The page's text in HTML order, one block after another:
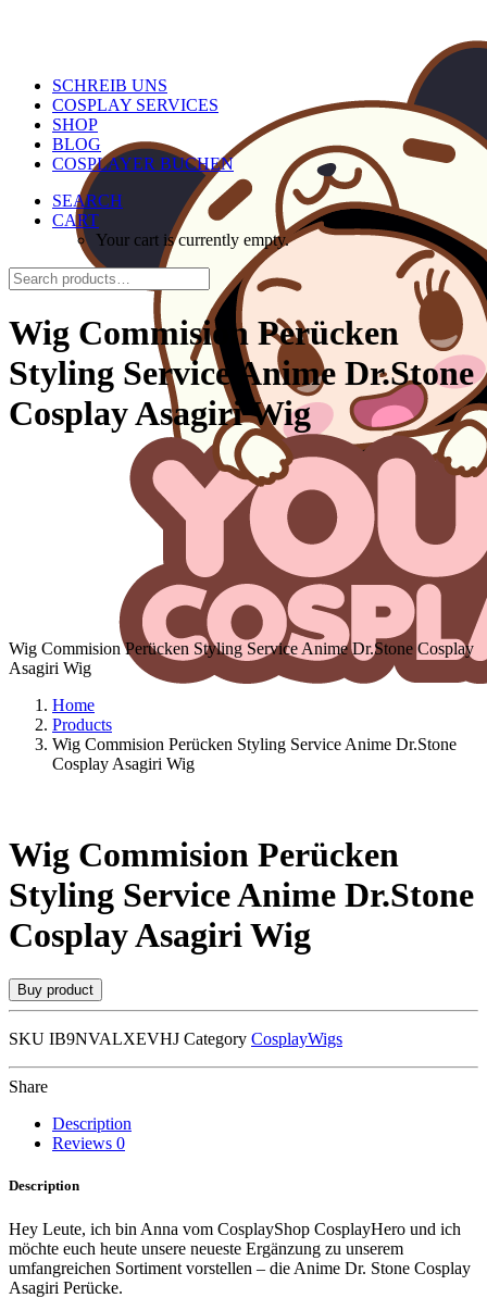
SCHREIB UNS
COSPLAY SERVICES
SHOP
BLOG
COSPLAYER BUCHEN
SEARCH
CART
Your cart is currently empty.
Wig Commision Perücken
Styling Service Anime Dr.Stone
Cosplay Asagiri Wig
Wig Commision Perücken Styling Service Anime Dr.Stone Cosplay
Asagiri Wig
Home
Products
Wig Commision Perücken Styling Service Anime Dr.Stone
Cosplay Asagiri Wig
Wig Commision Perücken
Styling Service Anime Dr.Stone
Cosplay Asagiri Wig
Buy product
SKU IB9NVALXEVHJ Category CosplayWigs
Share
Description
Reviews 0
Description
Hey Leute, ich bin Anna vom CosplayShop CosplayHero und ich
möchte euch heute unsere neueste Ergänzung zu unserem
umfangreichen Sortiment vorstellen – die Anime Dr. Stone Cosplay
Asagiri Perücke.